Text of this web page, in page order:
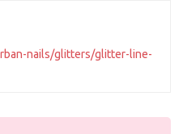
nails/glitters/glitter-line-